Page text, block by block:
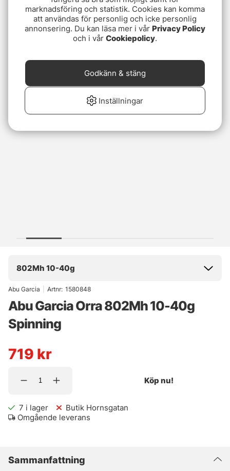
802Mh 10-40g
Abu Garcia Artnr: 1580848
Abu Garcia Orra 802Mh 10-40g
Spinning
719 kr
Köp nu!
7 i lager
Butik Hornsgatan
Omgående leverans
Sammanfattning
marknadsföring och statistik. Cookies kan komma
att användas för personlig och icke personlig
annonsering. Du kan läsa mer i vår Privacy Policy
och i vår Cookiepolicy.
Inställningar
Godkänn & stäng